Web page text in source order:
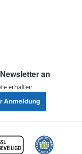
an
erhalten
Anmeldung